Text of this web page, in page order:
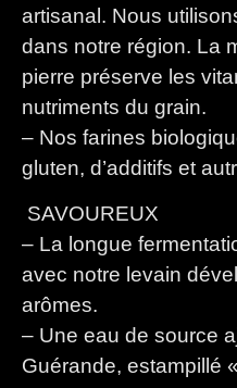
artisanal. Nous
dans notre région. La
pierre préserve les
nutriments du grain.
– Nos farines
gluten, d’additifs et
SAVOUREUX
– La longue
avec notre levain
arômes.
– Une eau de source
Guérande, estampillé